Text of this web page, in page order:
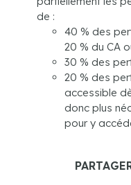
de :
40 % des
20 % du CA
30 % des
20 % des
accessible
donc plus
pour y